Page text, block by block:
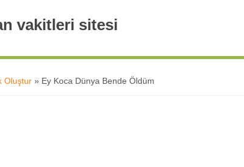
vakitleri sitesi
Oluştur » Ey Koca Dünya Bende Öldüm